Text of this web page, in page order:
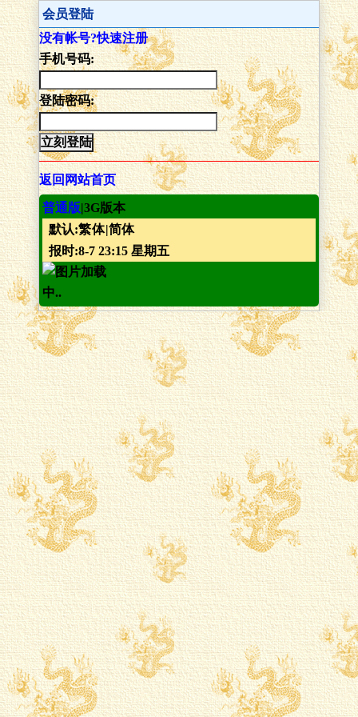
会员登陆
没有帐号?快速注册
手机号码:
登陆密码:
返回网站首页
普通版|3G版本
默认:繁体|简体
报时:8-7 23:15 星期五